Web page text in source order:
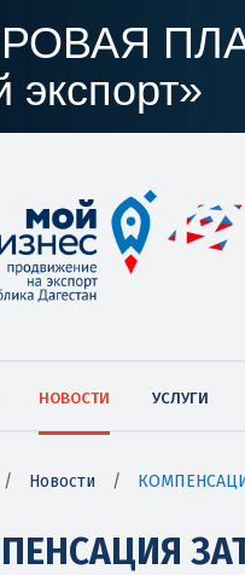
экспорт»
НОВОСТИ УСЛУГИ
/ Новости /